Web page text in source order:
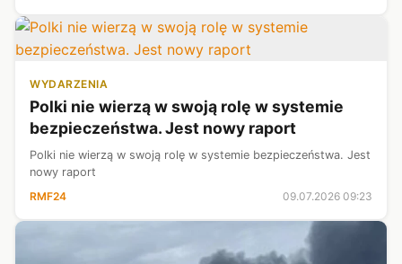
WYDARZENIA
Polki nie wierzą w swoją rolę w systemie
bezpieczeństwa. Jest nowy raport
Polki nie wierzą w swoją rolę w systemie bezpieczeństwa. Jest
nowy raport
RMF24
09.07.2026 09:23